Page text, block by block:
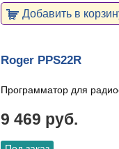
Добавить в
Roger PPS22R
Программатор для
9 469 руб.